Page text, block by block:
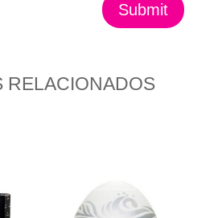
Submit
RELACIONADOS